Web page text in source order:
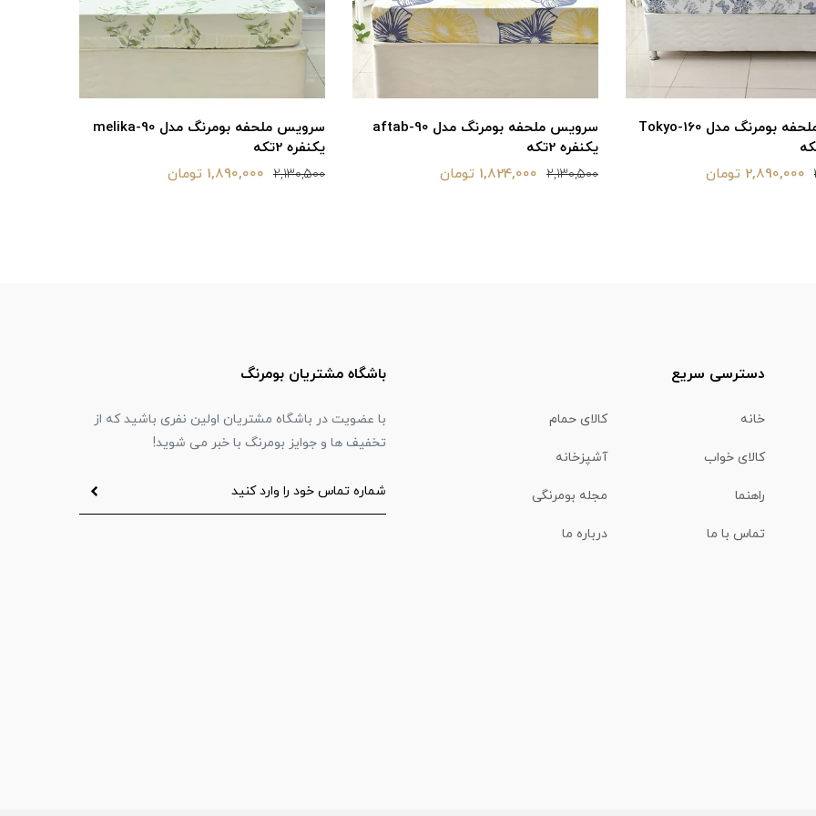
سرویس ملحفه بومرنگ مدل aftab-90
1,824,000 تومان
سرویس ملحفه بومرنگ مدل melika-90
یکنفره 2تکه
2,130,500 1,890,000 تومان
سرویس ملحفه بومرنگ مدل melika-160
دونفره 3تکه
3,380,900 2,970,000 تومان
دسترسی سریع
خانه کالای حمام
کالای خواب آشپزخانه
راهنما مجله بومرنگی
تماس با ما درباره ما
باشگاه مشتریان بومرنگ
با عضویت در باشگاه مشتریان اولین نفری باشید که از
تخفیف ها و جوایز بومرنگ با خبر می شوید!